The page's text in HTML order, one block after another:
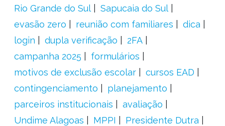
Rio Grande do Sul
Sapucaia do Sul
evasão zero
reunião com familiares
dica
login
dupla verificação
2FA
campanha 2025
formulários
motivos de exclusão escolar
cursos EAD
contingenciamento
planejamento
parceiros institucionais
avaliação
Undime Alagoas
MPPI
Presidente Dutra